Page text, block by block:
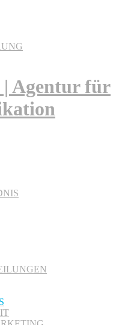
Agentur für